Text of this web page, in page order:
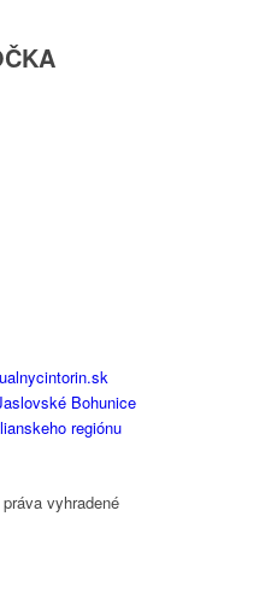
Bohunice
regiónu
vyhradené